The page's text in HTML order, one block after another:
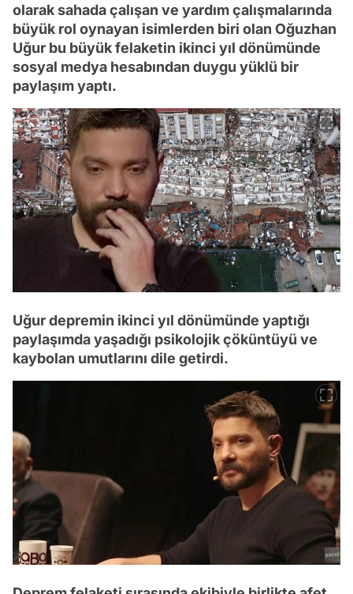
olarak sahada çalışan ve yardım çalışmalarında
büyük rol oynayan isimlerden biri olan Oğuzhan
Uğur bu büyük felaketin ikinci yıl dönümünde
sosyal medya hesabından duygu yüklü bir
paylaşım yaptı.
Uğur depremin ikinci yıl dönümünde yaptığı
paylaşımda yaşadığı psikolojik çöküntüyü ve
kaybolan umutlarını dile getirdi.